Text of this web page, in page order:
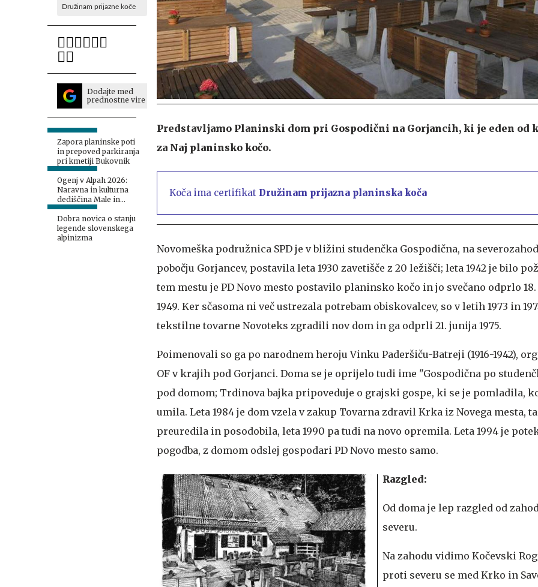
Družinam prijazne koče
Dodajte med
prednostne vire
Zapora planinske poti
in prepoved parkiranja
pri kmetiji Bukovnik
Ogenj v Alpah 2026:
Naravna in kulturna
dediščina Male in
Velike planine
Dobra novica o stanju
legende slovenskega
alpinizma
Predstavljamo Planinski dom pri Gospodični na Gorjancih, ki je eden od
za Naj planinsko kočo.
Koča ima certifikat Družinam prijazna planinska koča
Novomeška podružnica SPD je v bližini studenčka Gospodična, na
pobočju Gorjancev, postavila leta 1930 zavetišče z 20 ležišči; leta 1942 je bilo
tem mestu je PD Novo mesto postavilo planinsko kočo in jo svečano odprlo
1949. Ker sčasoma ni več ustrezala potrebam obiskovalcev, so v letih 1973 in
tekstilne tovarne Novoteks zgradili nov dom in ga odprli 21. junija 1975.
Poimenovali so ga po narodnem heroju Vinku Paderšiču-Batreji (1916-1942),
OF v krajih pod Gorjanci. Doma se je oprijelo tudi ime "Gospodična po
pod domom; Trdinova bajka pripoveduje o grajski gospe, ki se je pomladila,
umila. Leta 1984 je dom vzela v zakup Tovarna zdravil Krka iz Novega mesta,
preuredila in posodobila, leta 1990 pa tudi na novo opremila. Leta 1994 je
pogodba, z domom odslej gospodari PD Novo mesto samo.
Razgled:
Od doma je lep razgled od
severu.
Na zahodu vidimo Kočevski
proti severu se med Krko in